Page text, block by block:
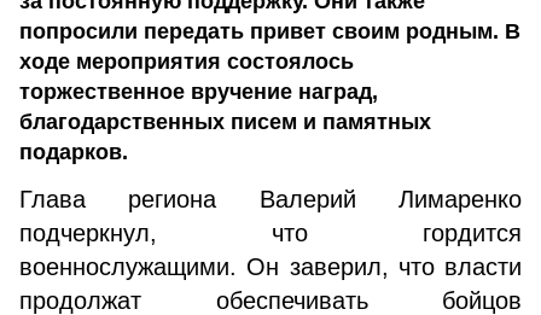
попросили передать привет своим родным. В
ходе мероприятия состоялось
торжественное вручение наград,
благодарственных писем и памятных
подарков.
Глава региона Валерий Лимаренко
подчеркнул, что гордится
военнослужащими. Он заверил, что власти
продолжат обеспечивать бойцов